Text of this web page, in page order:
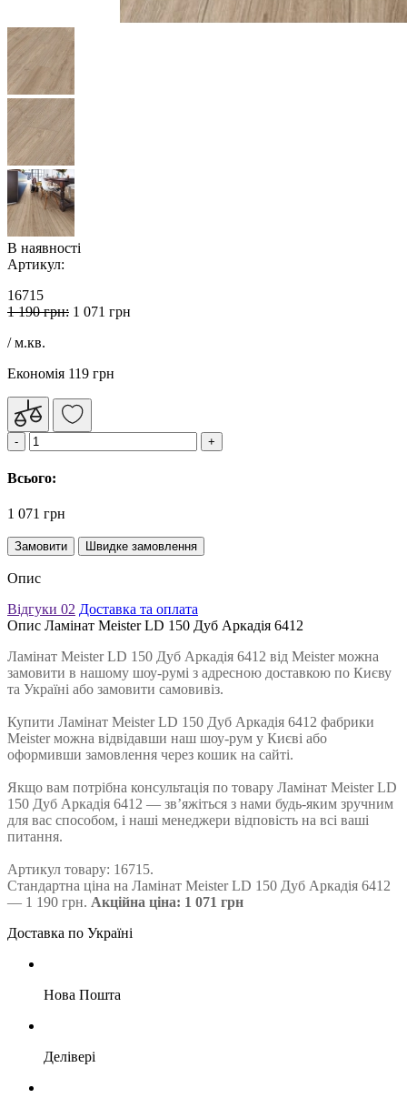
В наявності
Артикул:
16715
1 190 грн: 1 071 грн
/ м.кв.
Економія 119 грн
Всього:
1 071 грн
Замовити Швидке замовлення
Опис
Відгуки 02 Доставка та оплата
Опис Ламінат Meister LD 150 Дуб Аркадія 6412
Ламінат Meister LD 150 Дуб Аркадія 6412 від Meister можна
замовити в нашому шоу-румі з адресною доставкою по Києву
та Україні або замовити самовивіз.
Купити Ламінат Meister LD 150 Дуб Аркадія 6412 фабрики
Meister можна відвідавши наш шоу-рум у Києві або
оформивши замовлення через кошик на сайті.
Якщо вам потрібна консультація по товару Ламінат Meister LD
150 Дуб Аркадія 6412 — зв’яжіться з нами будь-яким зручним
для вас способом, і наші менеджери відповість на всі ваші
питання.
Артикул товару: 16715.
Стандартна ціна на Ламінат Meister LD 150 Дуб Аркадія 6412
— 1 190 грн. Акційна ціна: 1 071 грн
Доставка по Україні
Нова Пошта
Делівері